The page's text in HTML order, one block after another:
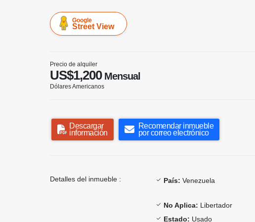
Google
Street View
Precio de alquiler
US$1,200Mensual
Dólares Americanos
Descargar
información
Recomendar inmueble
por correo electrónico
Detalles del inmueble : País: Venezuela
No Aplica: Libertador
Estado: Usado